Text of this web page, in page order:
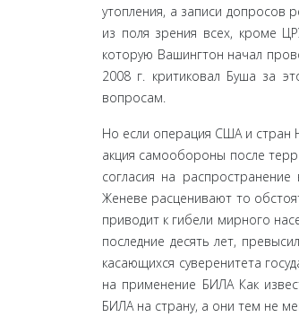
утопления, а записи допросов
из поля зрения всех, кроме
которую Вашингтон начал
2008 г. критиковал Буша за
вопросам.
Но если операция США и стран
ак­ция самообороны после
согласия на
Женеве расценивают то
приводит к гибели мирно­го
последние десять лет,
касающихся суверенитета
на применение БИЛА Как
БИЛА на страну, а они тем не